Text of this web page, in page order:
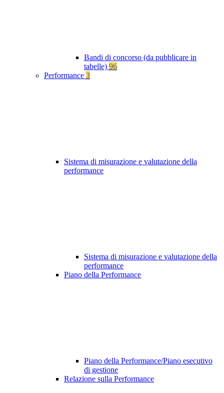
Bandi di concorso (da pubblicare in
tabelle) 96
Performance 3
Sistema di misurazione e valutazione della
performance
Sistema di misurazione e valutazione della
performance
Piano della Performance
Piano della Performance/Piano esecutivo
di gestione
Relazione sulla Performance